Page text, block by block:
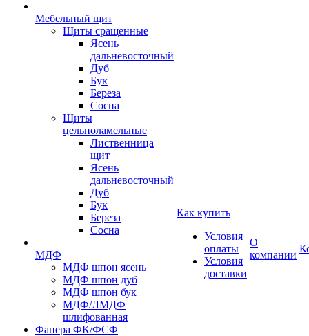
Мебельный щит
Щиты сращенные
Ясень
дальневосточный
Дуб
Бук
Береза
Сосна
Щиты
цельноламельные
Лиственница
щит
Ясень
дальневосточный
Дуб
Бук
Береза
Сосна
МДФ
МДФ шпон ясень
МДФ шпон дуб
МДФ шпон бук
МДФ/ЛМДФ
шлифованная
Фанера ФК/ФСФ
Как купить
Условия
оплаты
Условия
доставки
О
компании